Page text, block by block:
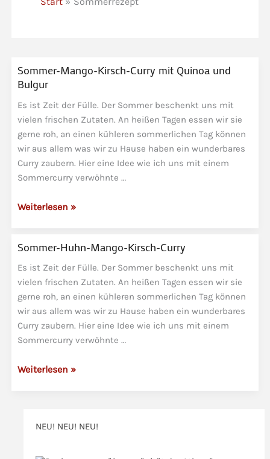
Sommer-Mango-Kirsch-Curry mit Quinoa und
Bulgur
Es ist Zeit der Fülle. Der Sommer beschenkt uns mit
vielen frischen Zutaten. An heißen Tagen essen wir sie
gerne roh, an einen kühleren sommerlichen Tag können
wir aus allem was wir zu Hause haben ein wunderbares
Curry zaubern. Hier eine Idee wie ich uns mit einem
Sommercurry verwöhnte …
Sommer-
Curry
mit
Quinoa
und
Bulgur
Weiterlesen »
Sommer-Huhn-Mango-Kirsch-Curry
Es ist Zeit der Fülle. Der Sommer beschenkt uns mit
vielen frischen Zutaten. An heißen Tagen essen wir sie
gerne roh, an einen kühleren sommerlichen Tag können
wir aus allem was wir zu Hause haben ein wunderbares
Curry zaubern. Hier eine Idee wie ich uns mit einem
Sommercurry verwöhnte …
Sommer-
Curry
Weiterlesen »
NEU! NEU! NEU!